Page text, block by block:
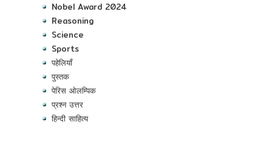
Nobel Award 2024
Reasoning
Science
Sports
पहेलियाँ
पुस्तक
पेरिस ओलम्पिक
प्रश्न उत्तर
हिन्दी साहित्य